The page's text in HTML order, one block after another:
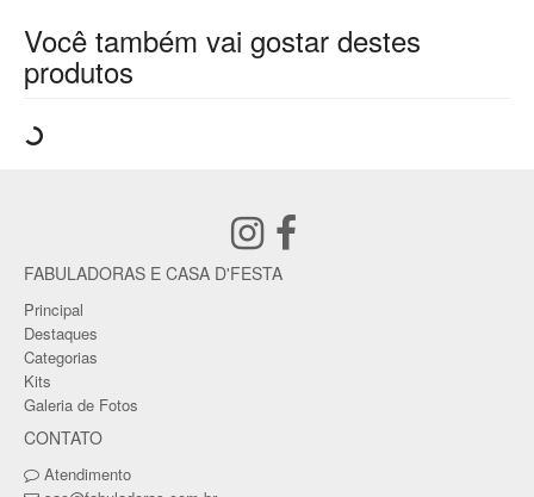
Você também vai gostar destes
produtos
FABULADORAS E CASA D'FESTA
Principal
Destaques
Categorias
Kits
Galeria de Fotos
CONTATO
Atendimento